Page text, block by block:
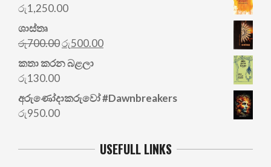
රු1,250.00
ශාස්තෘ
රු700.00Original
price
was:
රු500.00Current
කතා කරන බළලා
රු130.00
අරු‍ණෝදාකරුවෝ #Dawnbreakers
රු950.00
USEFULL LINKS